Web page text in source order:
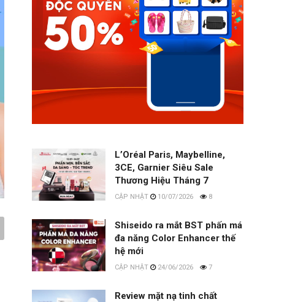
L’Oréal Paris, Maybelline,
3CE, Garnier Siêu Sale
Thương Hiệu Tháng 7
10/07/2026 8
Shiseido ra mắt BST phấn má
đa năng Color Enhancer thế
hệ mới
24/06/2026 7
Review mặt nạ tinh chất